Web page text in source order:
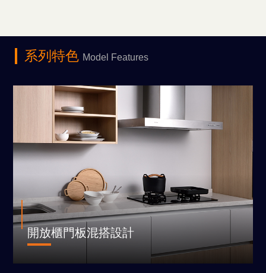
系列特色 Model Features
開放櫃門板混搭設計